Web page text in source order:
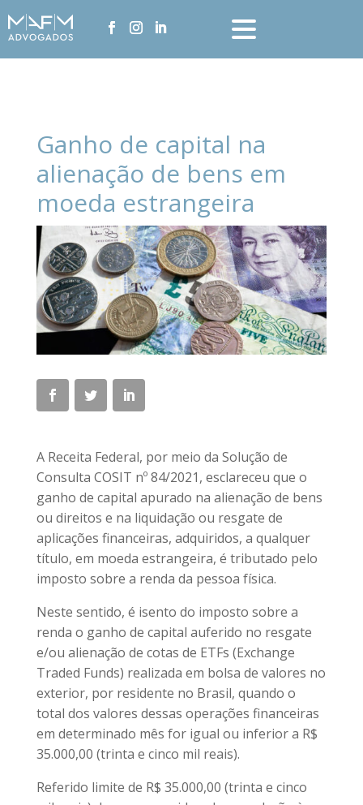
Ganho de capital na
alienação de bens em
moeda estrangeira
A Receita Federal, por meio da Solução de
Consulta COSIT nº 84/2021, esclareceu que o
ganho de capital apurado na alienação de bens
ou direitos e na liquidação ou resgate de
aplicações financeiras, adquiridos, a qualquer
título, em moeda estrangeira, é tributado pelo
imposto sobre a renda da pessoa física.
Neste sentido, é isento do imposto sobre a
renda o ganho de capital auferido no resgate
e/ou alienação de cotas de ETFs (Exchange
Traded Funds) realizada em bolsa de valores no
exterior, por residente no Brasil, quando o
total dos valores dessas operações financeiras
em determinado mês for igual ou inferior a R$
35.000,00 (trinta e cinco mil reais).
Referido limite de R$ 35.000,00 (trinta e cinco